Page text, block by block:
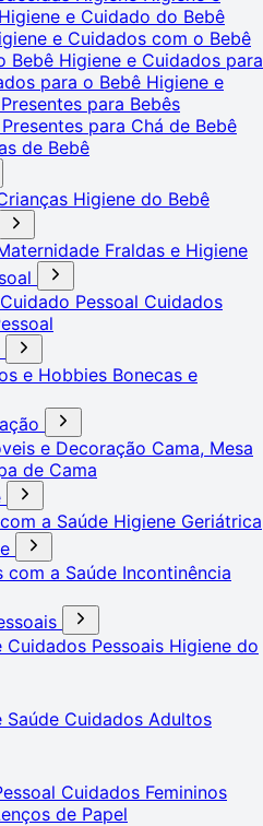
Higiene e Cuidado do Bebê
e Cuidados com o Bebê
Bebê Higiene e Cuidados para
para o Bebê Higiene e
para Bebês
Presentes para Chá de Bebê
de Bebê
Higiene do Bebê
Fraldas e Higiene
Pessoal Cuidados
e Hobbies Bonecas e
e Decoração Cama, Mesa
de Cama
a Saúde Higiene Geriátrica
com a Saúde Incontinência
Pessoais Higiene do
Saúde Cuidados Adultos
Cuidados Femininos
de Papel